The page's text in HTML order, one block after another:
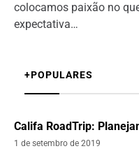
colocamos paixão no
expectativa…
+POPULARES
Califa RoadTrip:
1 de setembro de 2019